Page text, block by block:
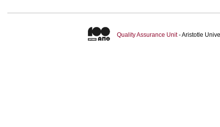
Quality Assurance Unit- Aristotle